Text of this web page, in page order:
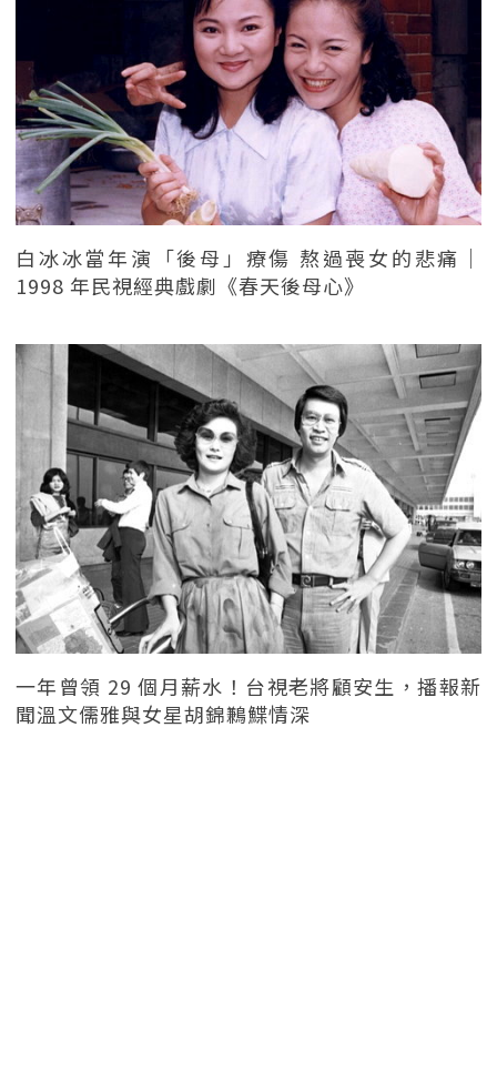
白冰冰當年演「後母」療傷 熬過喪女的悲痛｜
1998 年民視經典戲劇《春天後母心》
一年曾領 29 個月薪水！台視老將顧安生，播報新
聞溫文儒雅與女星胡錦鶼鰈情深